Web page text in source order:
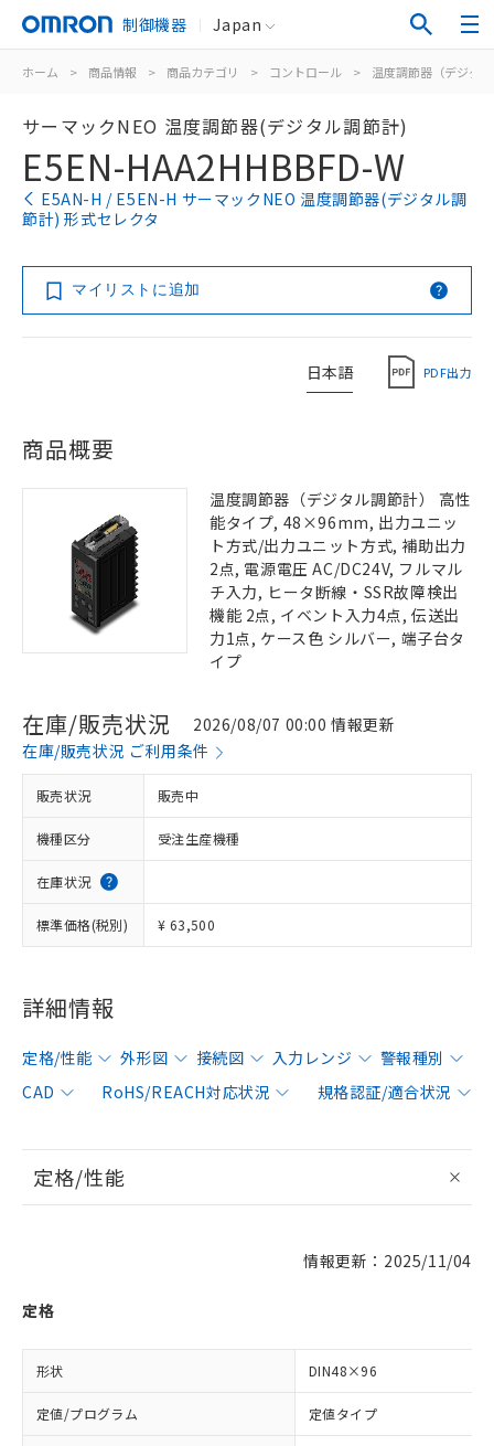
制御機器 Japan
ホーム > 商品情報 > 商品カテゴリ > コントロール > 温度調節器（デジタ
サーマックNEO 温度調節器(デジタル調節計)
E5EN-HAA2HHBBFD-W
E5AN-H / E5EN-H サーマックNEO 温度調節器(デジタル調
節計) 形式セレクタ
マイリストに追加
日本語 PDF出力
商品概要
温度調節器（デジタル調節計） 高性
能タイプ, 48×96mm, 出力ユニッ
ト方式/出力ユニット方式, 補助出力
2点, 電源電圧 AC/DC24V, フルマル
チ入力, ヒータ断線・SSR故障検出
機能 2点, イベント入力4点, 伝送出
力1点, ケース色 シルバー, 端子台タ
イプ
在庫/販売状況
2026/08/07 00:00 情報更新
在庫/販売状況 ご利用条件
販売状況 販売中
機種区分 受注生産機種
在庫状況
標準価格(税別) ¥ 63,500
詳細情報
定格/性能 外形図 接続図 入力レンジ
警報種別
CAD
RoHS/REACH対応状況 規格認証/適合状況
定格/性能
情報更新：2025/11/04
定格
形状 DIN48×96
定値/プログラム 定値タイプ